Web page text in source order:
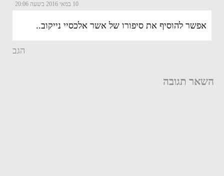
10 במאי 2016 בשעה 20:06
אפשר להוסיף את סיפורו של אשר אלכסיי נייקוב..
הגב
השאר תגובה